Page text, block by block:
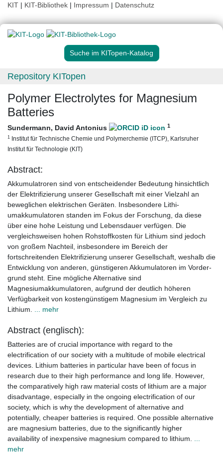
KIT | KIT-Bibliothek | Impressum | Datenschutz
Suche im KITopen-Katalog
Repository KITopen
Polymer Electrolytes for Magnesium
Batteries
Sundermann, David Antonius 1
1 Institut für Technische Chemie und Polymerchemie (ITCP), Karlsruher
Institut für Technologie (KIT)
Abstract:
Akkumulatroren sind von entscheidender Bedeutung hinsichtlich
der Elektrifizierung unserer Gesellschaft mit einer Vielzahl an
beweglichen elektrischen Geräten. Insbesondere Lithi-
umakkumulatoren standen im Fokus der Forschung, da diese
über eine hohe Leistung und Lebensdauer verfügen. Die
vergleichsweisen hohen Rohstoffkosten für Lithium sind jedoch
von großem Nachteil, insbesondere im Bereich der
fortschreitenden Elektrifizierung unserer Gesellschaft, weshalb die
Entwicklung von anderen, günstigeren Akkumulatoren im Vorder-
grund steht. Eine mögliche Alternative sind
Magnesiumakkumulatoren, aufgrund der deutlich höheren
Verfügbarkeit von kostengünstigem Magnesium im Vergleich zu
Lithium.
... mehr
Abstract (englisch):
Batteries are of crucial importance with regard to the
electrification of our society with a multitude of mobile electrical
devices. Lithium batteries in particular have been of focus in
research due to their high performance and long life. However,
the comparatively high raw material costs of lithium are a major
disadvantage, especially in the ongoing electrification of our
society, which is why the development of alternative and
potentially, cheaper batteries is required. One possible alternative
are magnesium batteries, due to the significantly higher
availability of inexpensive magnesium compared to lithium.
mehr